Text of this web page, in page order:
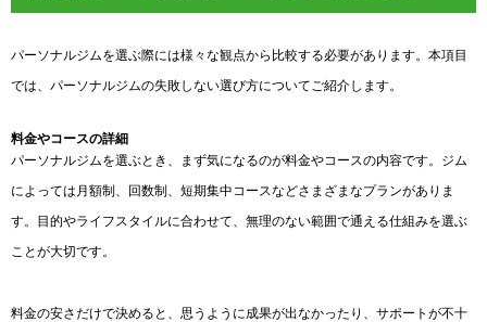
パーソナルジムを選ぶ際には様々な観点から比較する必要があります。本項目
では、パーソナルジムの失敗しない選び方についてご紹介します。
料金やコースの詳細
パーソナルジムを選ぶとき、まず気になるのが料金やコースの内容です。ジム
によっては月額制、回数制、短期集中コースなどさまざまなプランがありま
す。目的やライフスタイルに合わせて、無理のない範囲で通える仕組みを選ぶ
ことが大切です。
料金の安さだけで決めると、思うように成果が出なかったり、サポートが不十